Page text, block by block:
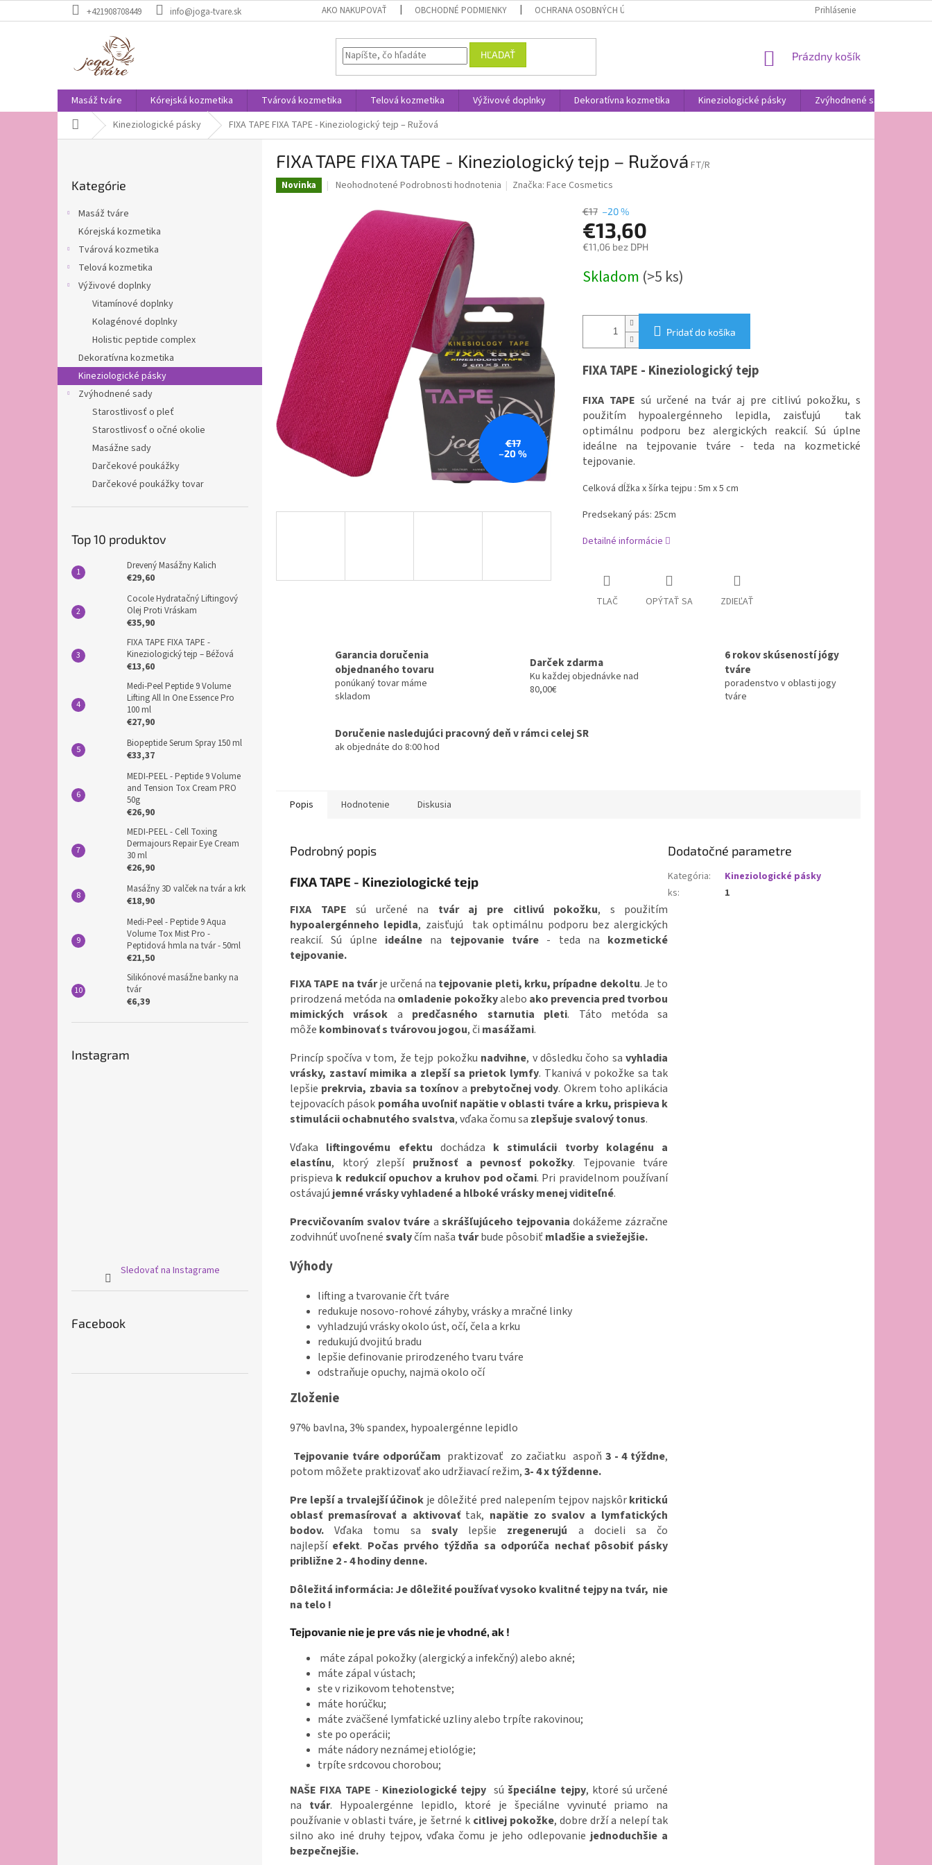
na
+421908708449 info@joga-tvare.sk AKO NAKUPOVAŤ OBCHODNÉ PODMIENKY OCHRANA OSOBNÝCH ÚDAJOV Prihlásenie
HĽADAŤ
NÁKUPNÝ
Prázdny košík
Masáž tváre Kórejská kozmetika Tvárová kozmetika Telová kozmetika Výživové doplnky Dekoratívna kozmetika Kineziologické pásky Zvýhodnené sady
DomovKineziologické pásky FIXA TAPE FIXA TAPE - Kineziologický tejp – Ružová
kategórie
Kategórie
Masáž tváre
Kórejská kozmetika
Tvárová kozmetika
Telová kozmetika
Výživové doplnky
Vitamínové doplnky
Kolagénové doplnky
Holistic peptide complex
Dekoratívna kozmetika
Kineziologické pásky
Zvýhodnené sady
Starostlivosť o pleť
Starostlivosť o očné okolie
Masážne sady
Darčekové poukážky
Darčekové poukážky tovar
Top 10 produktov
Drevený Masážny Kalich
€29,60
Cocole Hydratačný Liftingový
Olej Proti Vráskam
€35,90
FIXA TAPE FIXA TAPE -
Kineziologický tejp – Béžová
€13,60
Medi-Peel Peptide 9 Volume
Lifting All In One Essence Pro
100 ml
€27,90
Biopeptide Serum Spray 150 ml
€33,37
MEDI-PEEL - Peptide 9 Volume
and Tension Tox Cream PRO
50g
€26,90
MEDI-PEEL - Cell Toxing
Dermajours Repair Eye Cream
30 ml
€26,90
Masážny 3D valček na tvár a krk
€18,90
Medi-Peel - Peptide 9 Aqua
Volume Tox Mist Pro -
Peptidová hmla na tvár - 50ml
€21,50
Silikónové masážne banky na
tvár
€6,39
Instagram
Sledovať na Instagrame
Facebook
FIXA TAPE FIXA TAPE - Kineziologický tejp – Ružová FT/R
Novinka
Priemerné
produktu
0,0
z
5
hviezdičiek.
Neohodnotené Podrobnosti hodnotenia Značka:Face Cosmetics
€17
–20 %
€17 –20 %
€13,60
€11,06 bez DPH
cena:
Skladom (>5 ks)
Pridať do košíka
FIXA TAPE - Kineziologický tejp
FIXA TAPE sú určené na tvár aj pre citlivú pokožku, s
použitím hypoalergénneho lepidla, zaisťujú tak
optimálnu podporu bez alergických reakcií. Sú úplne
ideálne na tejpovanie tváre - teda na kozmetické
tejpovanie.
Celková dĺžka x šírka tejpu : 5m x 5 cm
Predsekaný pás: 25cm
Detailné informácie
TLAČ OPÝTAŤ SA ZDIEĽAŤ
Garancia doručenia
objednaného tovaru
ponúkaný tovar máme
skladom
Darček zdarma
Ku každej objednávke nad
80,00€
6 rokov skúseností jógy
tváre
poradenstvo v oblasti jogy
tváre
Doručenie nasledujúci pracovný deň v rámci celej SR
ak objednáte do 8:00 hod
Popis Hodnotenie Diskusia
Podrobný popis
FIXA TAPE - Kineziologické tejp
FIXA TAPEsú určené na tvár aj pre citlivú pokožku, s použitím
hypoalergénneho lepidla, zaisťujú tak optimálnu podporu bez alergických
reakcií. Sú úplne ideálne na tejpovanie tváre - teda na kozmetické
tejpovanie.
FIXA TAPE na tvárje určená na tejpovanie pleti, krku, prípadne dekoltu. Je to
prirodzená metóda na omladenie pokožkyalebo ako prevencia pred tvorbou
mimických vrások a predčasného starnutia pleti. Táto metóda sa
môže kombinovať s tvárovou jogou, či masážami.
Princíp spočíva v tom, že tejp pokožku nadvihne, v dôsledku čoho savyhladia
vrásky, zastaví mimika a zlepší sa prietok lymfy. Tkanivá v pokožke sa tak
lepšie prekrvia, zbavia sa toxínov a prebytočnej vody. Okrem toho aplikácia
tejpovacích pások pomáha uvoľniť napätie v oblasti tváre a krku, prispieva k
stimulácii ochabnutého svalstva, vďaka čomu sa zlepšuje svalový tonus.
Vďaka liftingovému efektu dochádza k stimulácii tvorby kolagénu a
elastínu, ktorý zlepší pružnosť a pevnosť pokožky. Tejpovanie tváre
prispieva k redukcií opuchov a kruhov pod očami. Pri pravidelnom používaní
ostávajú jemné vrásky vyhladené a hlboké vrásky menej viditeľné.
Precvičovanímsvalov tváre a skrášľujúceho tejpovania dokážeme zázračne
zodvihnúť uvoľnenésvalyčím naša tvárbude pôsobiťmladšie a sviežejšie.
Výhody
lifting a tvarovanie čŕt tváre
redukuje nosovo-rohové záhyby, vrásky a mračné linky
vyhladzujú vrásky okolo úst, očí, čela a krku
redukujú dvojitú bradu
lepšie definovanie prirodzeného tvaru tváre
odstraňuje opuchy, najmä okolo očí
Zloženie
97% bavlna, 3% spandex, hypoalergénne lepidlo
Tejpovanie tváre odporúčam praktizovať zo začiatku aspoň 3 - 4 týždne,
potom môžete praktizovať ako udržiavací režim,3- 4 x týždenne.
Pre lepší a trvalejší účinok je dôležité pred nalepením tejpov najskôrkritickú
oblasť premasírovať a aktivovaťtak, napätie zo svalov a lymfatických
bodov. Vďaka tomu sa svalylepšie zregenerujú a docieli sa čo
najlepší efekt. Počas prvého týždňa sa odporúča nechať pôsobiť pásky
približne 2 - 4 hodiny denne.
Dôležitá informácia: Je dôležité používať vysoko kvalitné tejpy na tvár, nie
na telo !
Tejpovanie nie je pre vás nie je vhodné, ak !
máte zápal pokožky (alergický a infekčný) alebo akné;
máte zápal v ústach;
ste v rizikovom tehotenstve;
máte horúčku;
máte zväčšené lymfatické uzliny alebo trpíte rakovinou;
ste po operácii;
máte nádory neznámej etiológie;
trpíte srdcovou chorobou;
NAŠE FIXA TAPE - Kineziologické tejpy súšpeciálne tejpy, ktoré sú určené
na tvár. Hypoalergénne lepidlo, ktoré je špeciálne vyvinuté priamo na
používanie v oblasti tváre, je šetrné k citlivej pokožke, dobre drží a nelepí tak
silno ako iné druhy tejpov, vďaka čomu je jeho odlepovanie jednoduchšie a
bezpečnejšie.
Dodatočné parametre
Kategória:
Kineziologické pásky
ks: 1